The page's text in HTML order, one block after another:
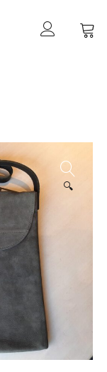
🔍